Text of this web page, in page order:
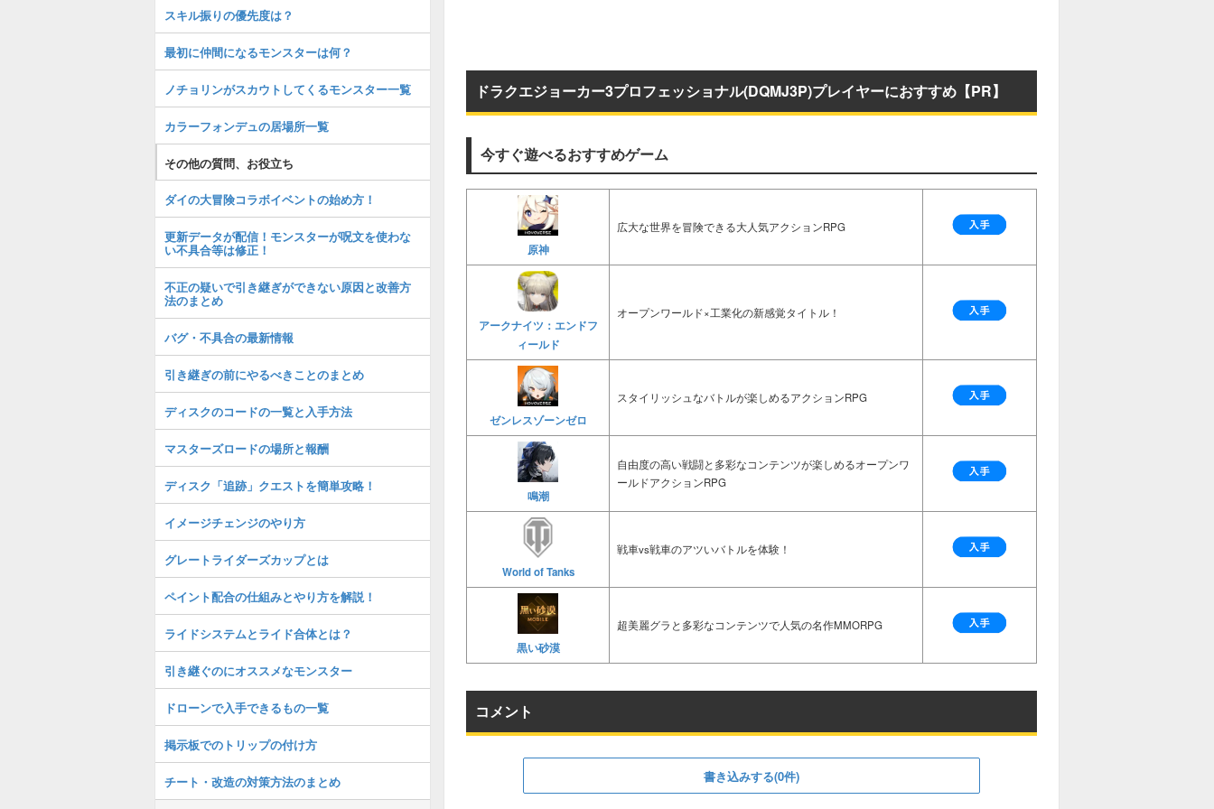
ドラクエジョーカー3プロフェッショナル(DQMJ3P)プレイヤーにおすすめ【PR】
今すぐ遊べるおすすめゲーム
原神
広大な世界を冒険できる大人気アクションRPG
アークナイツ：エンドフ
ィールド
オープンワールド×工業化の新感覚タイトル！
ゼンレスゾーンゼロ
スタイリッシュなバトルが楽しめるアクションRPG
鳴潮
自由度の高い戦闘と多彩なコンテンツが楽しめるオープンワ
ールドアクションRPG
World of Tanks
戦車vs戦車のアツいバトルを体験！
黒い砂漠
超美麗グラと多彩なコンテンツで人気の名作MMORPG
コメント
書き込みする(0件)
スキル振りの優先度は？
最初に仲間になるモンスターは何？
ノチョリンがスカウトしてくるモンスター一覧
カラーフォンデュの居場所一覧
その他の質問、お役立ち
ダイの大冒険コラボイベントの始め方！
更新データが配信！モンスターが呪文を使わな
い不具合等は修正！
不正の疑いで引き継ぎができない原因と改善方
法のまとめ
バグ・不具合の最新情報
引き継ぎの前にやるべきことのまとめ
ディスクのコードの一覧と入手方法
マスターズロードの場所と報酬
ディスク「追跡」クエストを簡単攻略！
イメージチェンジのやり方
グレートライダーズカップとは
ペイント配合の仕組みとやり方を解説！
ライドシステムとライド合体とは？
引き継ぐのにオススメなモンスター
ドローンで入手できるもの一覧
掲示板でのトリップの付け方
チート・改造の対策方法のまとめ